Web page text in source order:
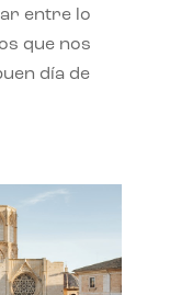
entre lo
que nos
día de